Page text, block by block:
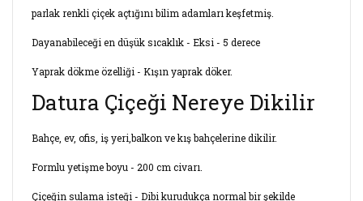
parlak renkli çiçek açtığını bilim adamları keşfetmiş.
Dayanabileceği en düşük sıcaklık - Eksi - 5 derece
Yaprak dökme özelliği - Kışın yaprak döker.
Datura Çiçeği Nereye Dikilir
Bahçe, ev, ofis, iş yeri,balkon ve kış bahçelerine dikilir.
Formlu yetişme boyu - 200 cm civarı.
Çiçeğin sulama isteği - Dibi kurudukça normal bir şekilde